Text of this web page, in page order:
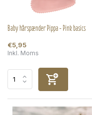
Baby hårspænder Pippa - Pink basics
€5,95
Inkl. Moms